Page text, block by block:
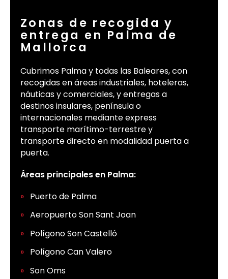
Zonas de recogida y
entrega en Palma de
Mallorca
Cubrimos Palma y todas las Baleares, con
recogidas en áreas industriales, hoteleras,
náuticas y comerciales, y entregas a
destinos insulares, península o
internacionales mediante express
transporte marítimo-terrestre y
transporte directo en modalidad puerta a
puerta.
Áreas principales en Palma:
Puerto de Palma
Aeropuerto Son Sant Joan
Polígono Son Castelló
Polígono Can Valero
Son Oms